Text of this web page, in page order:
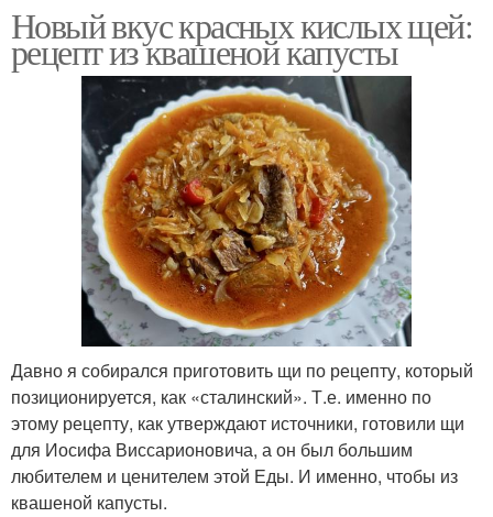
Новый вкус красных кислых щей:
рецепт из квашеной капусты
Давно я собирался приготовить щи по рецепту, который
позиционируется, как «сталинский». Т.е. именно по
этому рецепту, как утверждают источники, готовили щи
для Иосифа Виссарионовича, а он был большим
любителем и ценителем этой Еды. И именно, чтобы из
квашеной капусты.